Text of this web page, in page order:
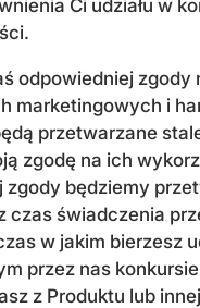
Ci udziału w
odpowiedniej
marketingowych i
przetwarzane
zgodę na ich
zgody będziemy
czas świadczenia
w jakim bierzesz
przez nas
z Produktu lub